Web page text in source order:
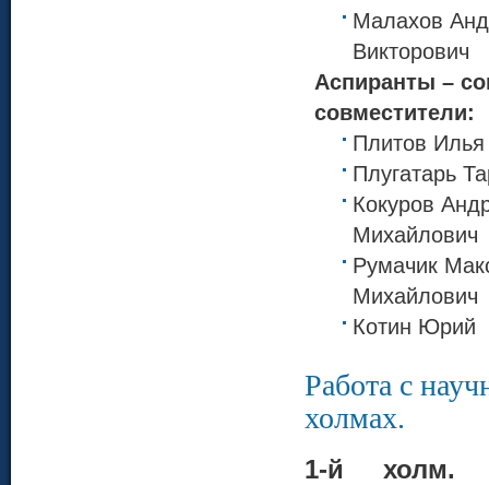
Малахов
Викторович
Аспиранты –
совместители:
Плитов Илья
Плугатарь
Кокуров
Михайлович
Румачик
Михайлович
Котин Юрий
Работа с
холмах.
1-й